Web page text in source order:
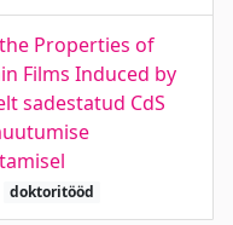
Properties of
Films Induced by
sadestatud CdS
doktoritööd